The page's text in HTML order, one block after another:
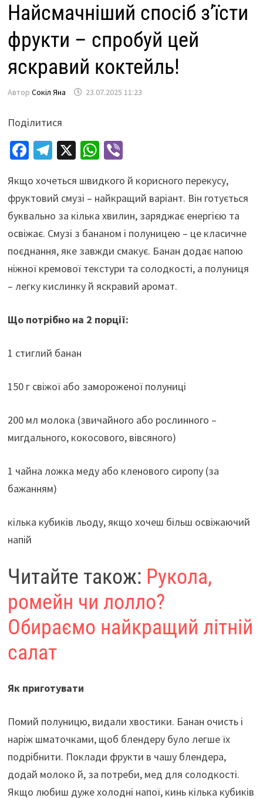
Найсмачніший спосіб з’їсти
фрукти – спробуй цей
яскравий коктейль!
Автор Сокіл Яна 23.07.2025 11:23
Поділитися
Fa
b
o
o
k
Te
gr
a
m
X W
at
sA
p
p
Vi
er
Якщо хочеться швидкого й корисного перекусу,
фруктовий смузі – найкращий варіант. Він готується
буквально за кілька хвилин, заряджає енергією та
освіжає. Смузі з бананом і полуницею – це класичне
поєднання, яке завжди смакує. Банан додає напою
ніжної кремової текстури та солодкості, а полуниця
– легку кислинку й яскравий аромат.
Що потрібно на 2 порції:
1 стиглий банан
150 г свіжої або замороженої полуниці
200 мл молока (звичайного або рослинного –
мигдального, кокосового, вівсяного)
1 чайна ложка меду або кленового сиропу (за
бажанням)
кілька кубиків льоду, якщо хочеш більш освіжаючий
напій
Читайте також: Рукола,
ромейн чи лолло?
Обираємо найкращий літній
салат
Як приготувати
Помий полуницю, видали хвостики. Банан очисть і
наріж шматочками, щоб блендеру було легше їх
подрібнити. Поклади фрукти в чашу блендера,
додай молоко й, за потреби, мед для солодкості.
Якщо любиш дуже холодні напої, кинь кілька кубиків